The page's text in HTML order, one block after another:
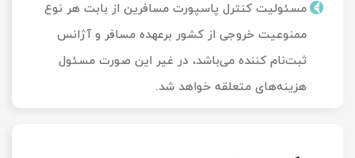
مسئولیت کنترل پاسپورت مسافرین از بابت هر نوع
ممنوعیت خروجی از کشور برعهده مسافر و آژانس
ثبت‌نام کننده می‌باشد، در غیر این صورت مسئول
هزینه‌های متعلقه خواهد شد.